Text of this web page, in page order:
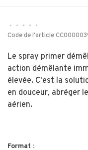
• • • •
•
Code de l'article
Le spray primer
action démêlante
élevée. C'est la
en douceur, abréger
aérien.
Format :